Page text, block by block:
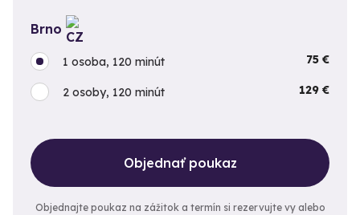
Brno
1 osoba, 120 minút 75 €
2 osoby, 120 minút 129 €
Objednať poukaz
Objednajte poukaz na zážitok a termín si rezervujte vy alebo